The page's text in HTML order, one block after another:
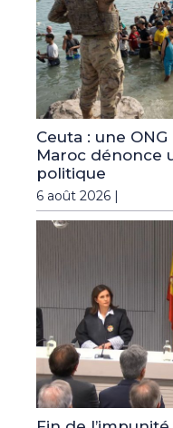
Ceuta : une
Maroc dénonce
politique
6 août 2026 |